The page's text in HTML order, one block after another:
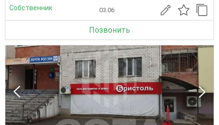
Собственник 03.06
Позвонить